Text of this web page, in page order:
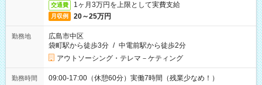
交通費 1ヶ月3万円を上限として実費支給
月収例 20～25万円
勤務地
広島市中区
袋町駅から徒歩3分 / 中電前駅から徒歩2分
アウトソーシング・テレマ－ケティング
勤務時間 09:00-17:00（休憩60分）実働7時間（残業少なめ！）